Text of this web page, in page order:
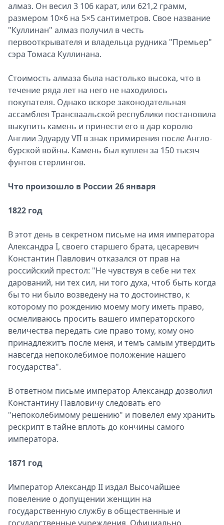
алмаз. Он весил 3 106 карат, или 621,2 грамм,
размером 10×6 на 5×5 сантиметров. Свое название
"Куллинан" алмаз получил в честь
первооткрывателя и владельца рудника "Премьер"
сэра Томаса Куллинана.
Стоимость алмаза была настолько высока, что в
течение ряда лет на него не находилось
покупателя. Однако вскоре законодательная
ассамблея Трансваальской республики постановила
выкупить камень и принести его в дар королю
Англии Эдуарду VII в знак примирения после Англо-
бурской войны. Камень был куплен за 150 тысяч
фунтов стерлингов.
Что произошло в России 26 января
1822 год
В этот день в секретном письме на имя императора
Александра I, своего старшего брата, цесаревич
Константин Павлович отказался от прав на
российский престол: "Не чувствуя в себе ни тех
дарований, ни тех сил, ни того духа, чтоб быть когда
бы то ни было возведену на то достоинство, к
которому по рождению моему могу иметь право,
осмеливаюсь просить вашего императорского
величества передать сие право тому, кому оно
принадлежитъ после меня, и темъ самым утвердить
навсегда непоколебимое положение нашего
государства".
В ответном письме император Александр дозволил
Константину Павловичу следовать его
"непоколебимому решению" и повелел ему хранить
рескрипт в тайне вплоть до кончины самого
императора.
1871 год
Император Александр II издал Высочайшее
повеление о допущении женщин на
государственную службу в общественные и